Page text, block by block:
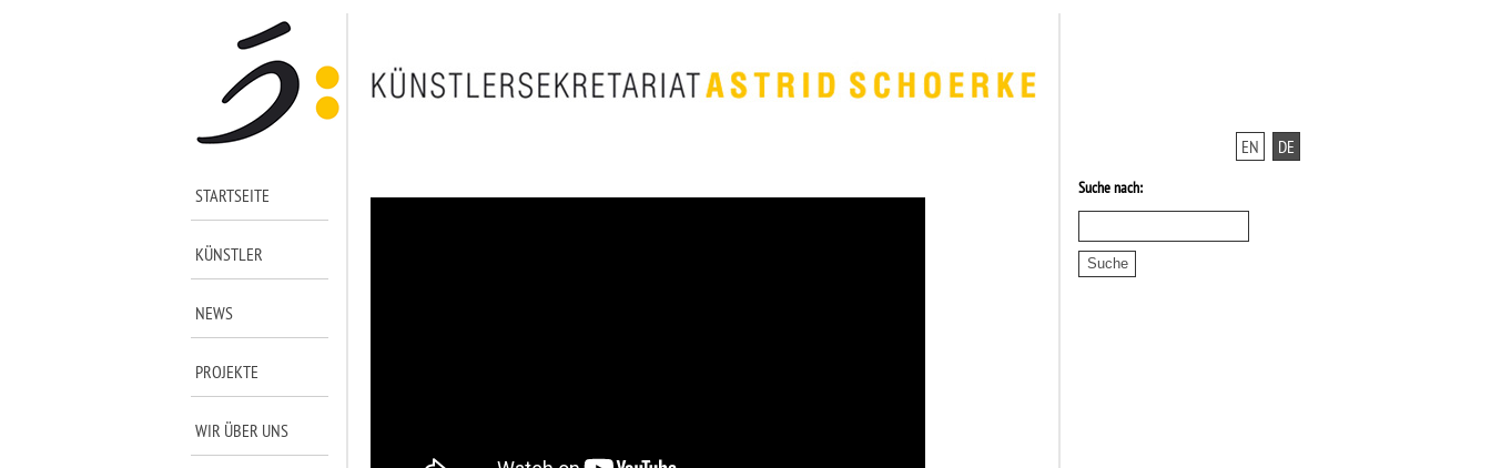
STARTSEITE
KÜNSTLER
NEWS
PROJEKTE
WIR ÜBER UNS
EN DE
Suche nach: